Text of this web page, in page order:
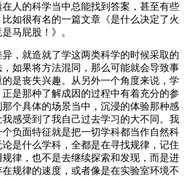
人的科学当中总能找到答案，甚至有些
如很有名的一篇文章《是什么决定了火
马屁股！》。
，就造就了学这两类科学的时候采取的
如果将方法混同，那么可能就会导致事
是丧失兴趣。从另外一个角度来说，学
是那种了解成因的过程中有着充分的参
个具体的场景当中，沉浸的体验那种感
感受到了我自己过去学习的大不同。我
负面特征就是把一切学科都当作自然科
是什么学科，全都是在寻找规律，记住
律，也不是去继续探索和发现，而是进
规律的速度，或者像是在实验室环境不